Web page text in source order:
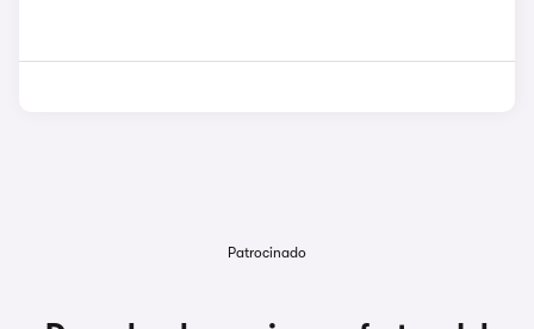
Patrocinado